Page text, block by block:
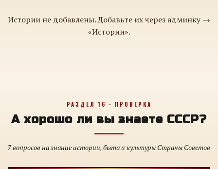
Истории не добавлены. Добавьте их через админку →
«Истории».
РАЗДЕЛ 16 · ПРОВЕРКА
А хорошо ли вы знаете СССР?
7 вопросов на знание истории, быта и культуры Страны Советов